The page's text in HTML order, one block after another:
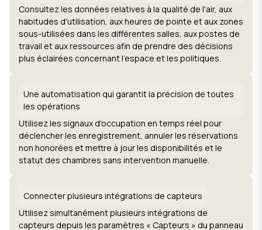
Consultez les données relatives à la qualité de l'air, aux
habitudes d'utilisation, aux heures de pointe et aux zones
sous-utilisées dans les différentes salles, aux postes de
travail et aux ressources afin de prendre des décisions
plus éclairées concernant l'espace et les politiques.
Une automatisation qui garantit la précision de toutes
les opérations
Utilisez les signaux d'occupation en temps réel pour
déclencher les enregistrement, annuler les réservations
non honorées et mettre à jour les disponibilités et le
statut des chambres sans intervention manuelle.
Connecter plusieurs intégrations de capteurs
Utilisez simultanément plusieurs intégrations de
capteurs depuis les paramètres « Capteurs » du panneau